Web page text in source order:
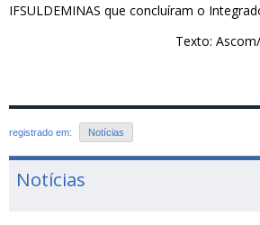
IFSULDEMINAS que concluíram o
Texto:
registrado em: Notícias
Notícias